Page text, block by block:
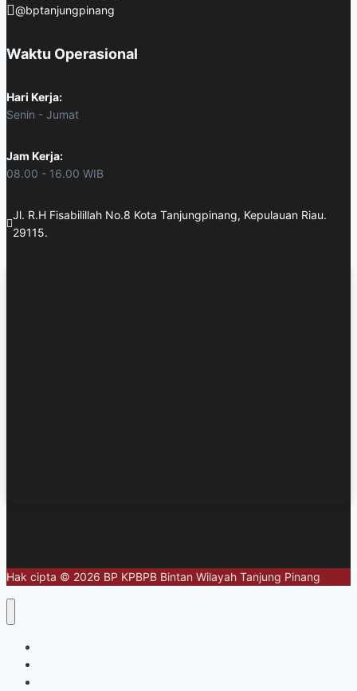
@bptanjungpinang
Waktu Operasional
Hari Kerja:
Senin - Jumat
Jam Kerja:
08.00 - 16.00 WIB
Jl. R.H Fisabilillah No.8 Kota Tanjungpinang, Kepulauan Riau.
29115.
Hak cipta © 2026 BP KPBPB Bintan Wilayah Tanjung Pinang